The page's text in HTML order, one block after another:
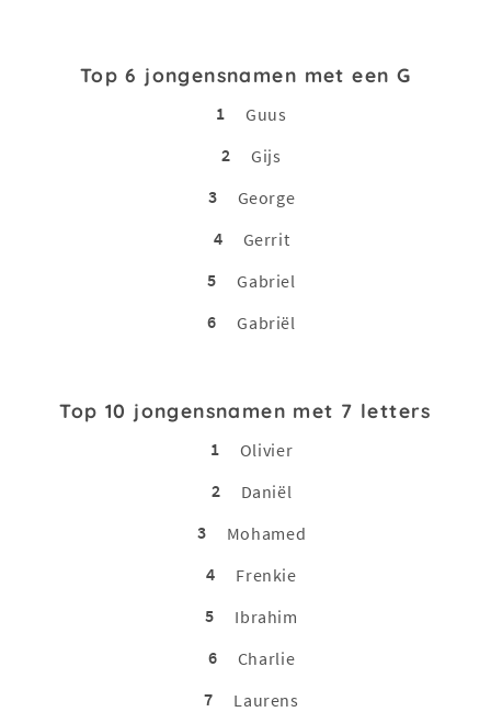
Top 6 jongensnamen met een G
1
Guus
2
Gijs
3
George
4
Gerrit
5
Gabriel
6
Gabriël
Top 10 jongensnamen met 7 letters
1
Olivier
2
Daniël
3
Mohamed
4
Frenkie
5
Ibrahim
6
Charlie
7
Laurens